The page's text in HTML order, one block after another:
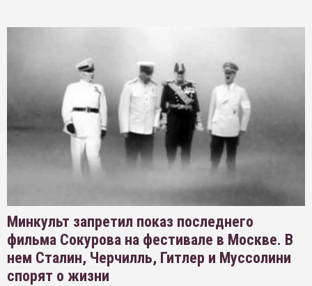
Минкульт запретил показ последнего
фильма Сокурова на фестивале в Москве. В
нем Сталин, Черчилль, Гитлер и Муссолини
спорят о жизни